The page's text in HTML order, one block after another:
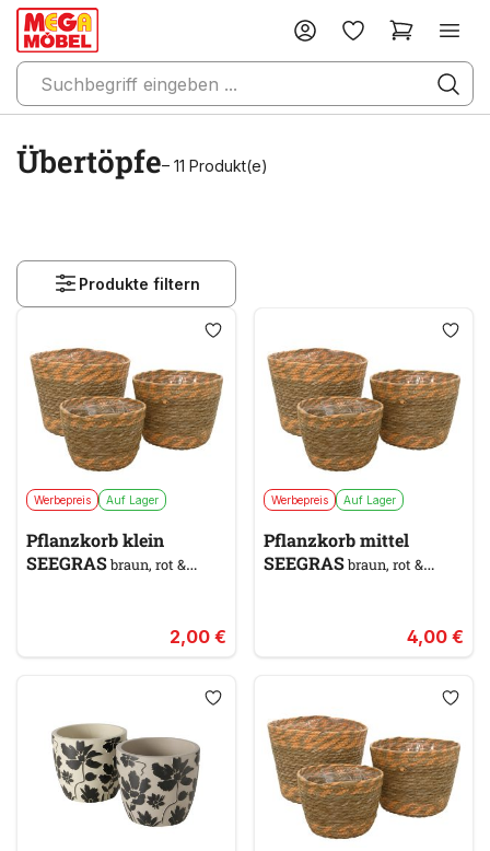
Übertöpfe– 11 Produkt(e)
Produkte filtern
Werbepreis Auf Lager
Pflanzkorb klein
SEEGRASbraun, rot &
2,00 €
Werbepreis Auf Lager
Pflanzkorb mittel
SEEGRASbraun, rot &
4,00 €